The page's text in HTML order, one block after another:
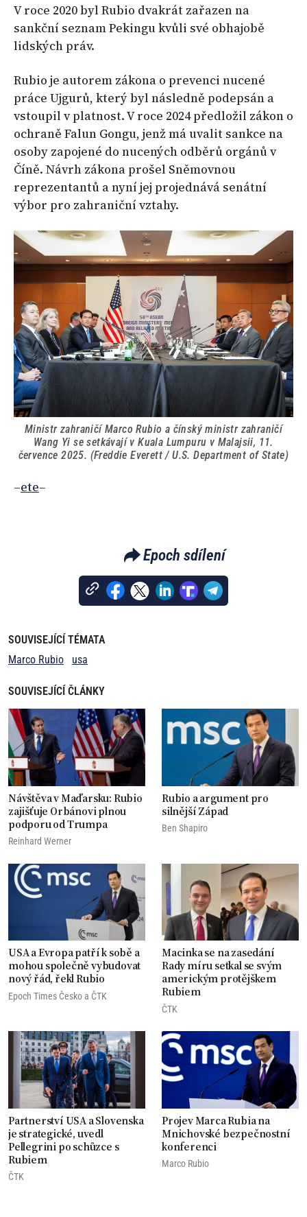
V roce 2020 byl Rubio dvakrát zařazen na
sankční seznam Pekingu kvůli své obhajobě
lidských práv.
Rubio je autorem zákona o prevenci nucené
práce Ujgurů, který byl následně podepsán a
vstoupil v platnost. V roce 2024 předložil zákon o
ochraně Falun Gongu, jenž má uvalit sankce na
osoby zapojené do nucených odběrů orgánů v
Číně. Návrh zákona prošel Sněmovnou
reprezentantů a nyní jej projednává senátní
výbor pro zahraniční vztahy.
Ministr zahraničí Marco Rubio a čínský ministr zahraničí
Wang Yi se setkávají v Kuala Lumpuru v Malajsii, 11.
července 2025. (Freddie Everett / U.S. Department of State)
–ete–
Epoch sdílení
SOUVISEJÍCÍ TÉMATA
Marco Rubio
usa
SOUVISEJÍCÍ ČLÁNKY
Návštěva v Maďarsku: Rubio
zajišťuje Orbánovi plnou
podporu od Trumpa
Reinhard Werner
Rubio a argument pro
silnější Západ
Ben Shapiro
USA a Evropa patří k sobě a
mohou společně vybudovat
nový řád, řekl Rubio
Epoch Times Česko a ČTK
Macinka se na zasedání
Rady míru setkal se svým
americkým protějškem
Rubiem
ČTK
Partnerství USA a Slovenska
je strategické, uvedl
Pellegrini po schůzce s
Rubiem
ČTK
Projev Marca Rubia na
Mnichovské bezpečnostní
konferenci
Marco Rubio